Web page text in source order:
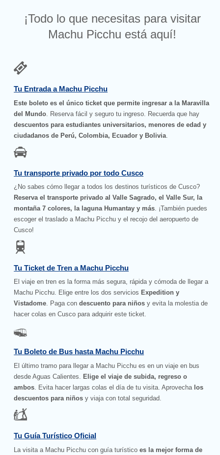
¡Todo lo que necesitas para visitar
Machu Picchu está aquí!
Tu Entrada a Machu Picchu
Este boleto es el único ticket que permite ingresar a la Maravilla
del Mundo . Reserva fácil y seguro tu ingreso. Recuerda que hay
descuentos para estudiantes universitarios, menores de edad y
ciudadanos de Perú, Colombia, Ecuador y Bolivia
Tu transporte privado por todo Cusco
¿No sabes cómo llegar a todos los destinos turísticos de Cusco?
Reserva el transporte privado al Valle Sagrado, el Valle Sur, la
montaña 7 colores, la laguna Humantay y más. ¡También puedes
escoger el traslado a Machu Picchu y el recojo del aeropuerto de
Cusco!
Tu Ticket de Tren a Machu Picchu
El viaje en tren es la forma más segura, rápida y cómoda de llegar a
Machu Picchu. Elige entre los dos servicios Expedition y
Vistadome. Paga condescuento para niños y evita la molestia de
hacer colas en Cusco para adquirir este ticket.
Tu Boleto de Bus hasta Machu Picchu
El último tramo para llegar a Machu Picchu es en un viaje en bus
desde Aguas Calientes.
Elige el viaje de subida, regreso o
ambos . Evita hacer largas colas el día de tu visita. Aprovecha los
descuentos para niños y viaja con total seguridad.
Tu Guía Turístico Oficial
La visita a Machu Picchu con guía turístico es la mejor forma de